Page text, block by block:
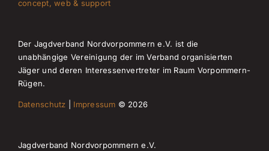
concept, web & support
Der Jagdverband Nordvorpommern e.V. ist die
unabhängige Vereinigung der im Verband organisierten
Jäger und deren Interessenvertreter im Raum Vorpommern-
Rügen.
Datenschutz Impressum © 2026
Jagdverband Nordvorpommern e.V.